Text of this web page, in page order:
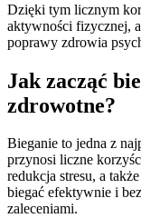
Dzięki tym licznym
aktywności fizycznej,
poprawy zdrowia
Jak zacząć
zdrowotne?
Bieganie to jedna z
przynosi liczne
redukcja stresu, a
biegać efektywnie i
zaleceniami.